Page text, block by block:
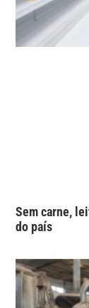
Sem carne,
do país